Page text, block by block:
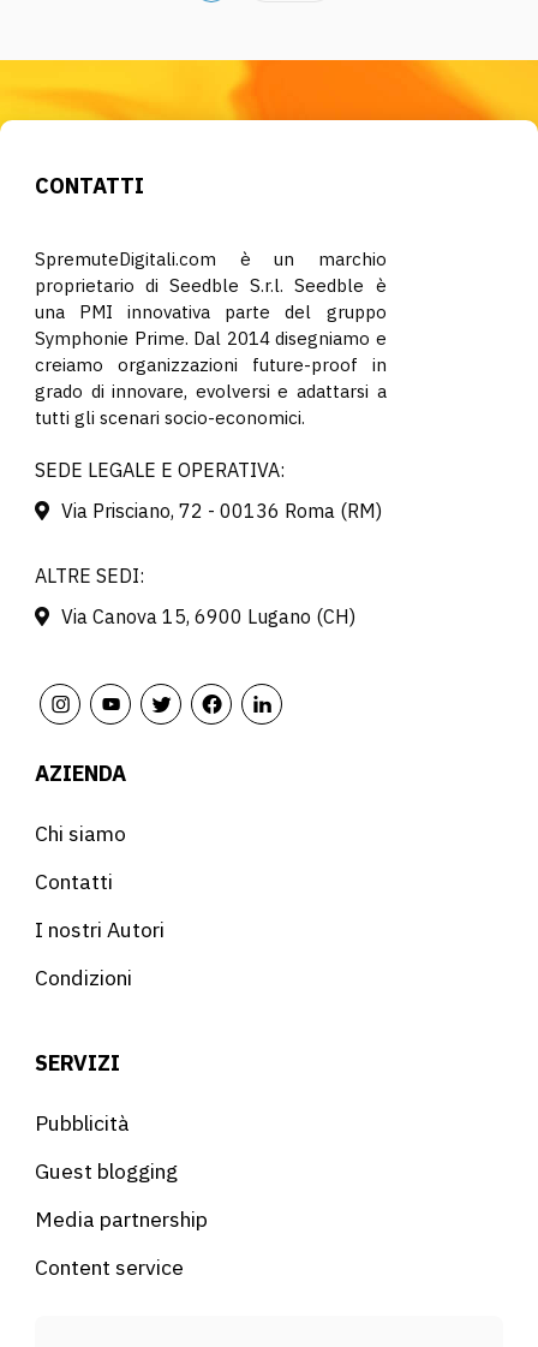
CONTATTI
SpremuteDigitali.com è un marchio
proprietario di Seedble S.r.l. Seedble è
una PMI innovativa parte del gruppo
Symphonie Prime. Dal 2014 disegniamo e
creiamo organizzazioni future-proof in
grado di innovare, evolversi e adattarsi a
tutti gli scenari socio-economici.
SEDE LEGALE E OPERATIVA:
Via Prisciano, 72 - 00136 Roma (RM)
ALTRE SEDI:
Via Canova 15, 6900 Lugano (CH)
AZIENDA
Chi siamo
Contatti
I nostri Autori
Condizioni
SERVIZI
Pubblicità
Guest blogging
Media partnership
Content service